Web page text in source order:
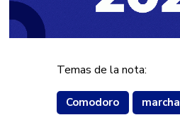
Temas de la nota:
Comodoro marcha